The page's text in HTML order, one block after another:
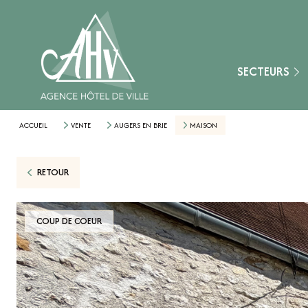
SECTEURS
Nangis
Secteur Yonne (89)
Nemours
ACCUEIL VENTE AUGERS EN BRIE MAISON
RETOUR
COUP DE COEUR